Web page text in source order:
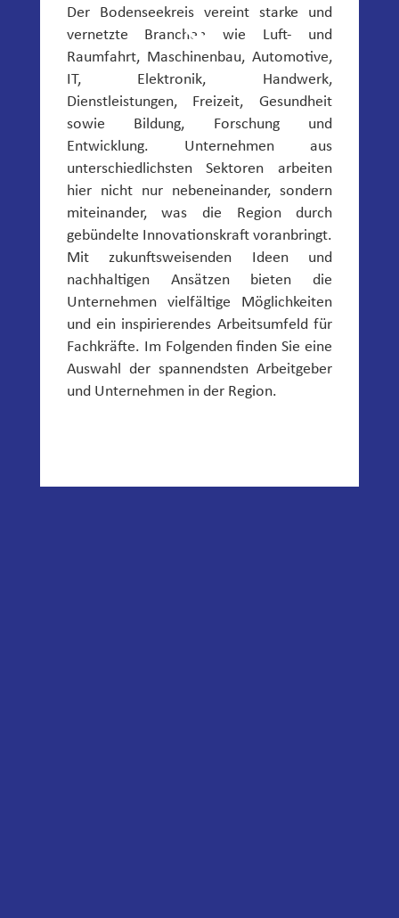
Der Bodenseekreis vereint starke und
vernetzte Branchen wie Luft- und
Raumfahrt, Maschinenbau, Automotive,
IT, Elektronik, Handwerk,
Dienstleistungen, Freizeit, Gesundheit
sowie Bildung, Forschung und
Entwicklung. Unternehmen aus
unterschiedlichsten Sektoren arbeiten
hier nicht nur nebeneinander, sondern
miteinander, was die Region durch
gebündelte Innovationskraft voranbringt.
Mit zukunftsweisenden Ideen und
nachhaltigen Ansätzen bieten die
Unternehmen vielfältige Möglichkeiten
und ein inspirierendes Arbeitsumfeld für
Fachkräfte. Im Folgenden finden Sie eine
Auswahl der spannendsten Arbeitgeber
und Unternehmen in der Region.